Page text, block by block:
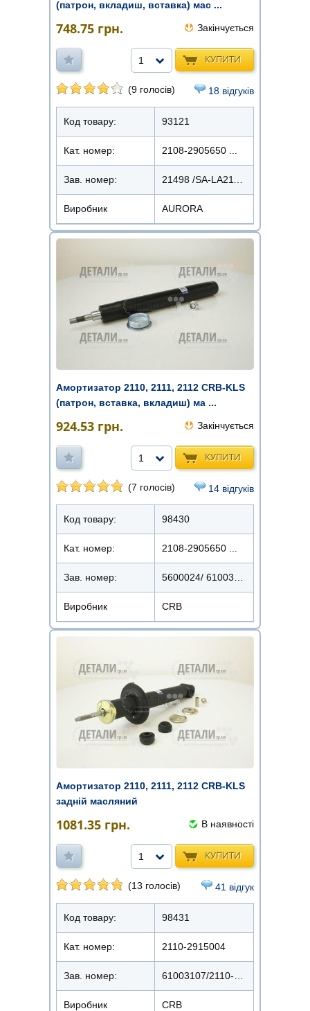
(патрон, вкладиш, вставка) мас ...
748.75 грн. Закінчується
КУПИТИ
1
(9 голосів) 18 відгуків
Код товару: 93121
Кат. номер: 2108-2905650 ...
Зав. номер:
Виробник AURORA
Амортизатор 2110, 2111, 2112 CRB-KLS
(патрон, вставка, вкладиш) ма ...
924.53 грн. Закінчується
КУПИТИ
1
(7 голосів) 14 відгуків
Код товару: 98430
Кат. номер: 2108-2905650 ...
Зав. номер: 5600024/ 61003105/2110-2905002
Виробник CRB
Амортизатор 2110, 2111, 2112 CRB-KLS
задній масляний
1081.35 грн. В наявності
КУПИТИ
1
(13 голосів) 41 відгук
Код товару: 98431
Кат. номер: 2110-2915004
Зав. номер:
Виробник CRB